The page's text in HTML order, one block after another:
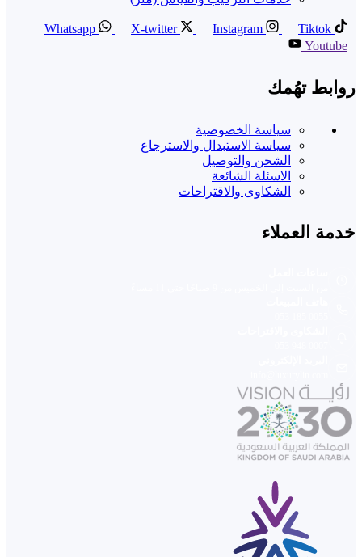
Whatsapp X-twitter Instagram
Tiktok
Youtube
روابط تهُمك
سياسة الخصوصية
سياسة الاستبدال والاسترجاع
الشحن والتوصيل
الاسئلة الشائعة
الشكاوى والاقتراحات
خدمة العملاء